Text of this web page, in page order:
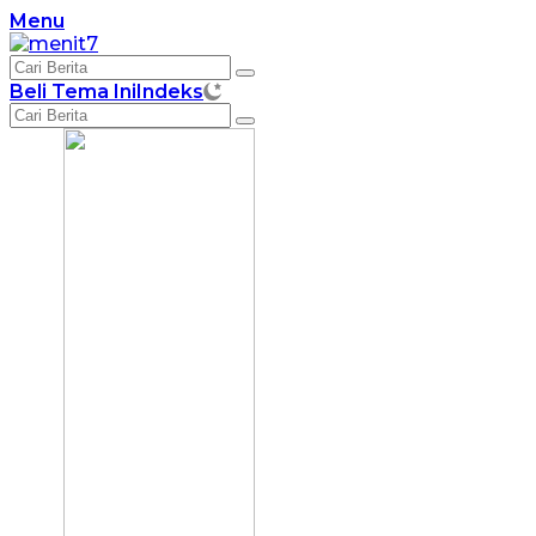
Langsung
ke
konten
Menu
Beli Tema IniIndeks